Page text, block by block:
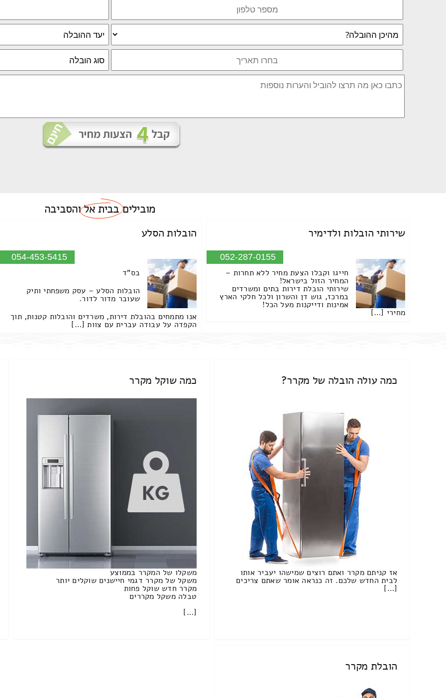
מוביליםבבית אלוהסביבה
שירותי הובלות ולדימיר
052-287-0155
חייגו וקבלו הצעת מחיר ללא תחרות –
המחיר הזול בישראל!
שירותי הובלת דירות בתים ומשרדים
במרכז, גוש דן והשרון ולכל חלקי הארץ
אמינות ודייקנות מעל הכל!
מחירי […]
הובלות הסלע
054-453-5415
בס"ד
הובלות הסלע – עסק משפחתי ותיק
שעובר מדור לדור.
אנו מתמחים בהובלת דירות, משרדים והובלות קטנות, תוך
הקפדה על עבודה עברית עם צוות […]
כמה עולה הובלה של מקרר?
אז קניתם מקרר ואתם רוצים שמישהו יעביר אותו
לבית החדש שלכם. זה כנראה אומר שאתם צריכים
[…]
כמה שוקל מקרר
משקלו של המקרר בממוצע
משקל של מקרר דגמי חיישנים שוקלים יותר
מקרר חדש שוקל פחות
טבלה משקל מקררים
[…]
הובלת מקרר